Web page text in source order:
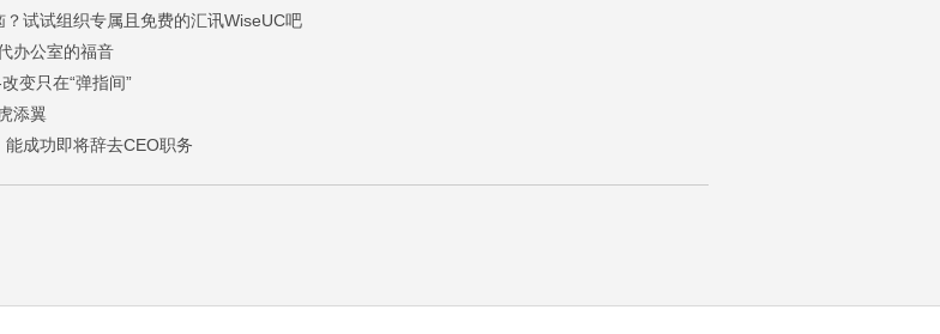
试试组织专属且免费的汇讯WiseUC吧
办公室的福音
变只在“弹指间”
添翼
成功即将辞去CEO职务